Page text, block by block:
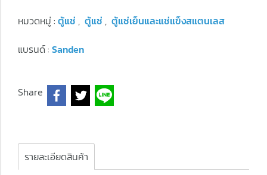
หมวดหมู่ : ตู้แช่ , ตู้แช่ , ตู้แช่เย็นและแช่แข็งสแตนเลส
แบรนด์ : Sanden
Share
รายละเอียดสินค้า